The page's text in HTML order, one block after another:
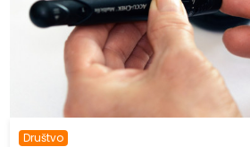
Društvo